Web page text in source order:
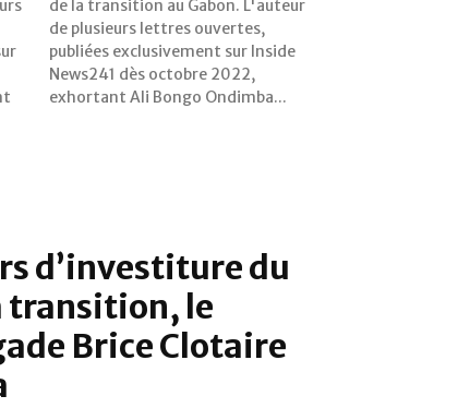
exhortant Ali Bongo Ondimba...
d’investiture du
transition, le
Brice Clotaire